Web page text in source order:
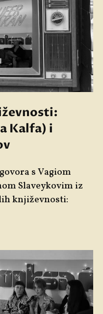
Kalfa) i
s Vagiom
Slaveykovim iz
književnosti: